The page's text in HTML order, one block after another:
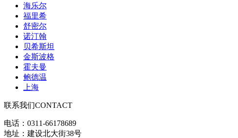
海乐尔
福里希
舒密尔
诺汀翰
贝希斯坦
金斯波格
霍夫曼
鲍德温
上海
联系我们CONTACT
电话：0311-66178689
地址：建设北大街38号